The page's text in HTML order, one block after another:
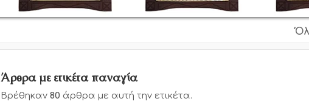
Όλες οι
Άρθρα με ετικέτα παναγία
Βρέθηκαν 80 άρθρα με αυτή την ετικέτα.